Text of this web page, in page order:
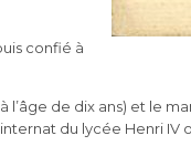
confié à
de dix ans) et le
du lycée Henri IV